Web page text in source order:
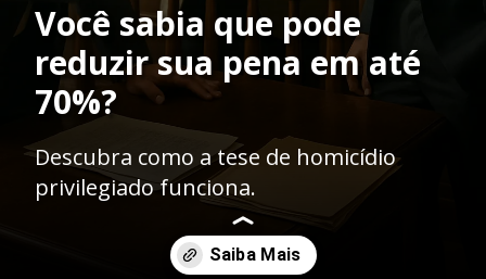
Você sabia que pode
reduzir sua pena em até
70%?
Descubra como a tese de homicídio
privilegiado funciona.